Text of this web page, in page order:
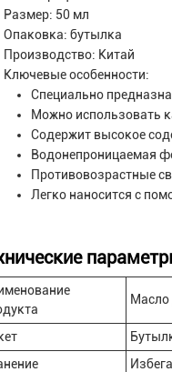
Размер: 50 мл
Опаковка: бутылка
Производство: Китай
Ключевые особенности:
Специально
Можно использовать
Содержит высокое
Водонепроницаемая
Противовозрастные
Легко наносится с
Масло